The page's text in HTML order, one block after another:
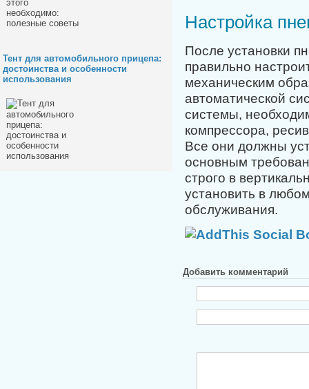
Тент для автомобильного прицепа:
достоинства и особенности
использования
Настройка
После установки
правильно
механическим
автоматической
системы,
компрессора,
Все они должны
основным
строго в
установить в
обслуживания.
Добавить комментарий